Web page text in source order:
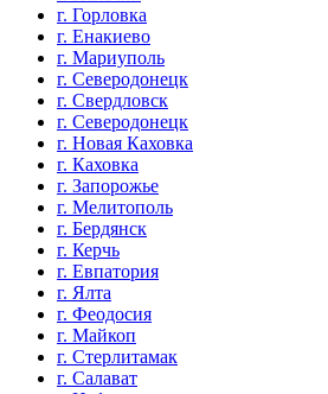
г. Горловка
г. Енакиево
г. Мариуполь
г. Северодонецк
г. Свердловск
г. Северодонецк
г. Новая Каховка
г. Каховка
г. Запорожье
г. Мелитополь
г. Бердянск
г. Керчь
г. Евпатория
г. Ялта
г. Феодосия
г. Майкоп
г. Стерлитамак
г. Салават